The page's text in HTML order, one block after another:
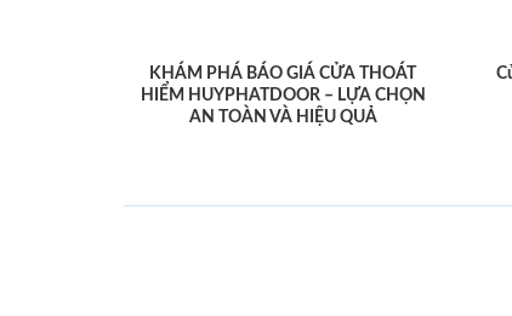
KHÁM PHÁ BÁO GIÁ CỬA THOÁT
HIỂM HUYPHATDOOR – LỰA CHỌN
AN TOÀN VÀ HIỆU QUẢ